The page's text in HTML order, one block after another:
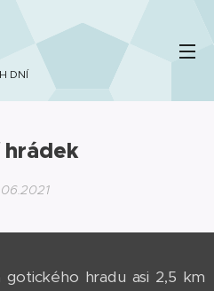
DNÍ
hrádek
gotického hradu asi 2,5 km